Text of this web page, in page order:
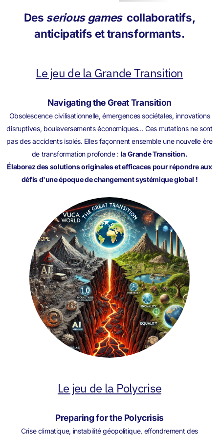
Des serious gamescollaboratifs,
anticipatifs et transformants.
Le jeu de la Grande Transition
Navigating the Great Transition
Obsolescence civilisationnelle, émergences sociétales, innovations
disruptives, bouleversements économiques... Ces mutations ne sont
pas des accidents isolés. Elles façonnent ensemble une nouvelle ère
de transformation profonde : la Grande Transition.
Élaborez des solutions originales et efficaces pour répondre aux
défis d'une époque de changement systémique global !
Le jeu de la Polycrise
Preparing for the Polycrisis
Crise climatique, instabilité géopolitique, effondrement des